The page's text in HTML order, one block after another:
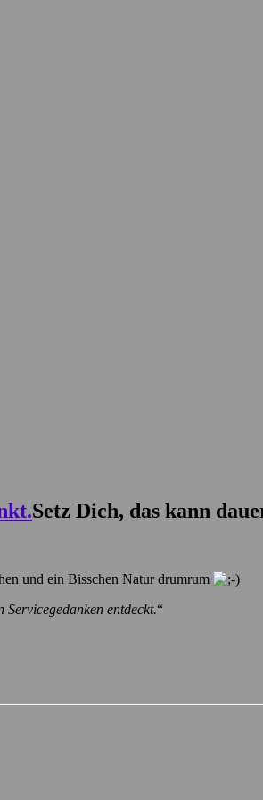
Setz Dich, das kann
und ein Bisschen Natur drumrum
entdeckt.“